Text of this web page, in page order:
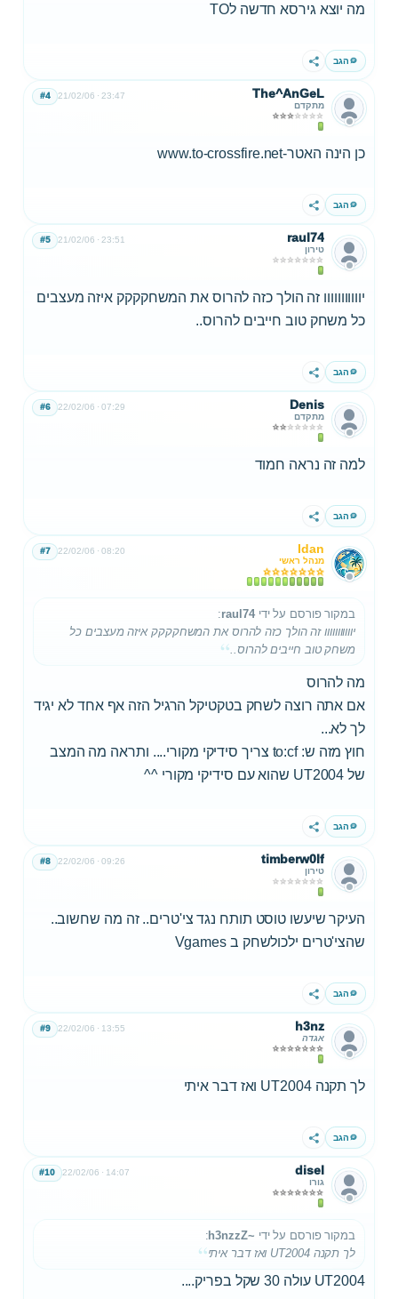
מה יוצא גירסא חדשה לTO
הגב שתף
The^AnGeL
מתקדם
21/02/06 23:47
#4
כן הינה האטר-www.to-crossfire.net
הגב שתף
raul74
טירון
21/02/06 23:51
#5
יווווווווווו זה הולך כזה להרוס את המשחקקקק איזה מעצבים
כל משחק טוב חייבים להרוס..
הגב שתף
Denis
מתקדם
22/02/06 07:29
#6
למה זה נראה חמוד
הגב שתף
Idan
מנהל ראשי
22/02/06 08:20
#7
במקור פורסם על ידיraul74
:
יווווווווווו זה הולך כזה להרוס את המשחקקקק איזה מעצבים כל
משחק טוב חייבים להרוס..
מה להרוס
אם אתה רוצה לשחק בטקטיקל הרגיל הזה אף אחד לא יגיד
לך לא...
חוץ מזה ש: to:cf צריך סידיקי מקורי.... ותראה מה המצב
של UT2004 שהוא עם סידיקי מקורי ^^
הגב שתף
timberw0lf
טירון
22/02/06 09:26
#8
העיקר שיעשו טוסט תותח נגד צי'טרים.. זה מה שחשוב..
שהצי'טרים ילכולשחק ב Vgames
הגב שתף
h3nz
אגדה
22/02/06 13:55
#9
לך תקנה UT2004 ואז דבר איתי
הגב שתף
disel
גורו
22/02/06 14:07
#10
במקור פורסם על ידי ~h3nzzZ
:
לך תקנה UT2004 ואז דבר איתי
UT2004 עולה 30 שקל בפריק....